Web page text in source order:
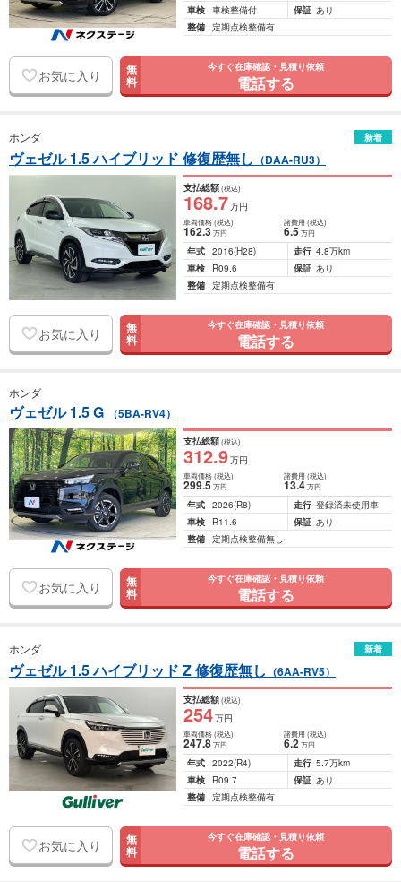
車検 車検整備付 保証 あり
整備 定期点検整備有
お気に入り 無
料
今すぐ在庫確認・見積り依頼
電話する
ホンダ 新着
ヴェゼル 1.5 ハイブリッド 修復歴無し （DAA-RU3）
支払総額(税込)
168.7万円
車両価格(税込)
162.3万円
諸費用 (税込)
6.5 万円
年式 2016(H28) 走行 4.8万km
車検
R09.6 保証 あり
整備 定期点検整備有
お気に入り 無
料
今すぐ在庫確認・見積り依頼
電話する
ホンダ
ヴェゼル 1.5 G （5BA-RV4）
支払総額(税込)
312.9万円
車両価格(税込)
299.5万円
諸費用 (税込)
13.4 万円
年式 2026(R8) 走行 登録済未使用車
車検
R11.6 保証 あり
整備 定期点検整備無し
お気に入り 無
料
今すぐ在庫確認・見積り依頼
電話する
ホンダ 新着
ヴェゼル 1.5 ハイブリッド Z 修復歴無し （6AA-RV5）
支払総額(税込)
254万円
車両価格(税込)
247.8万円
諸費用 (税込)
6.2 万円
年式 2022(R4) 走行 5.7万km
車検
R09.7 保証 あり
整備 定期点検整備有
お気に入り 無
料
今すぐ在庫確認・見積り依頼
電話する